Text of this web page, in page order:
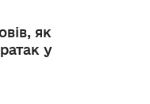
як
у